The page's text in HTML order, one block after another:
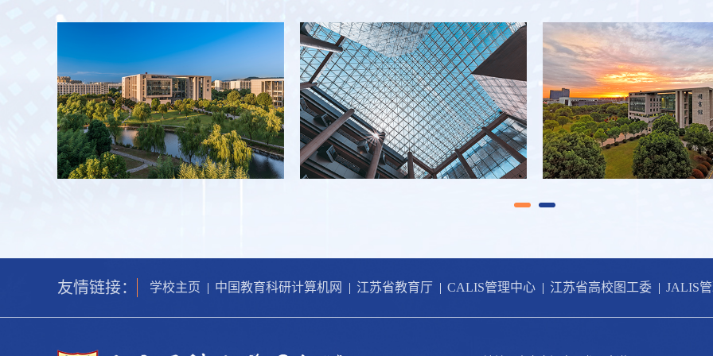
友情链接： 学校主页 | 中国教育科研计算机网 | 江苏省教育厅 | CALIS管理中心 | 江苏省高校图工委 | JALIS